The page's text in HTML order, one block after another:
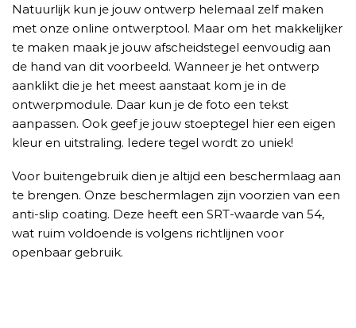
Natuurlijk kun je jouw ontwerp helemaal zelf maken
met onze online ontwerptool. Maar om het makkelijker
te maken maak je jouw afscheidstegel eenvoudig aan
de hand van dit voorbeeld. Wanneer je het ontwerp
aanklikt die je het meest aanstaat kom je in de
ontwerpmodule. Daar kun je de foto een tekst
aanpassen. Ook geef je jouw stoeptegel hier een eigen
kleur en uitstraling. Iedere tegel wordt zo uniek!
Voor buitengebruik dien je altijd een beschermlaag aan
te brengen. Onze beschermlagen zijn voorzien van een
anti-slip coating. Deze heeft een SRT-waarde van 54,
wat ruim voldoende is volgens richtlijnen voor
openbaar gebruik.